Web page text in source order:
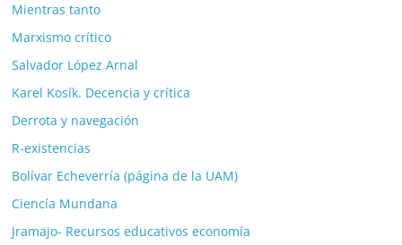
Mientras tanto
Marxismo crítico
Salvador López Arnal
Karel Kosík. Decencia y crítica
Derrota y navegación
R-existencias
Bolívar Echeverría (página de la UAM)
Ciencía Mundana
Jramajo- Recursos educativos economía